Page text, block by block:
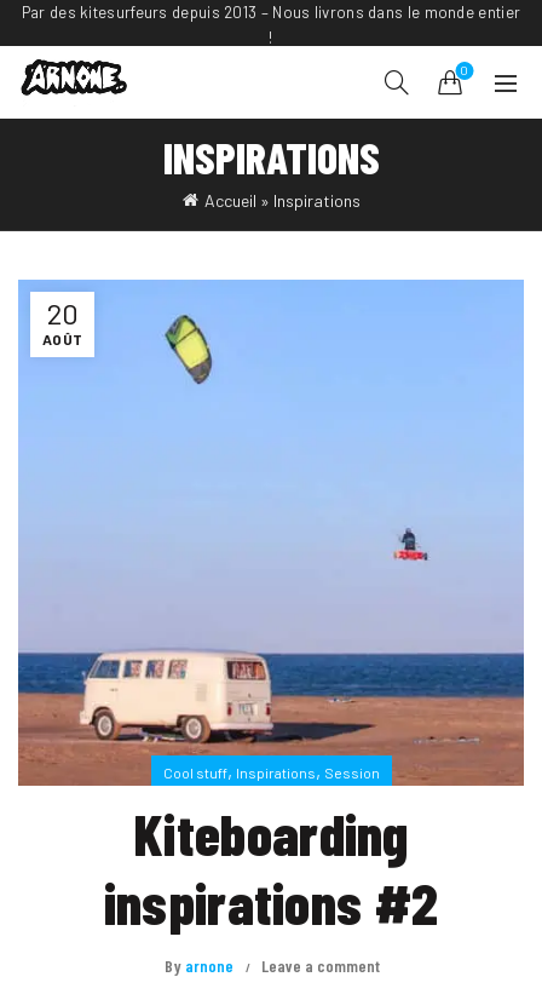
Par des kitesurfeurs depuis 2013 – Nous livrons dans le monde entier
!
0
INSPIRATIONS
Accueil » Inspirations
20
AOÛT
Cool stuff, Inspirations, Session
Kiteboarding
inspirations #2
By arnone Leave a comment